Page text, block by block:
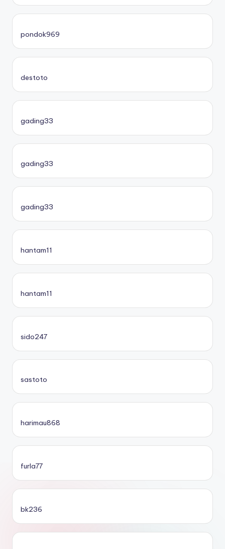
pondok969
destoto
gading33
gading33
gading33
hantam11
hantam11
sido247
sastoto
harimau868
furla77
bk236